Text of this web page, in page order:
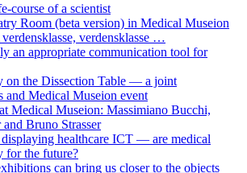
course of a scientist
Room (beta version) in Medical Museion
verdensklasse, verdensklasse …
an appropriate communication tool for
on the Dissection Table — a joint
and Medical Museion event
Medical Museion: Massimiano Bucchi,
Bruno Strasser
healthcare ICT — are medical
for the future?
can bring us closer to the objects